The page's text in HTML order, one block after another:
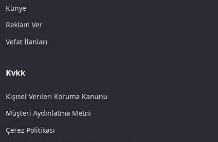
Künye
Reklam Ver
Vefat İlanları
Kvkk
Kişisel Verileri Koruma Kanunu
Müşteri Aydınlatma Metni
Çerez Politikası